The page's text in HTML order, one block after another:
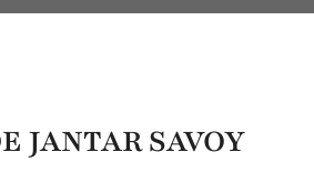
JANTAR SAVOY